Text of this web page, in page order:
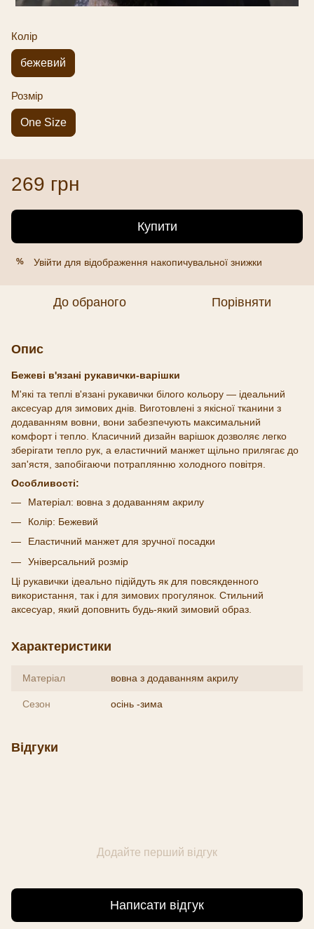
Колір
бежевий
Розмір
One Size
269 грн
Купити
% Увійти для відображення накопичувальної знижки
До обраного Порівняти
Опис
Бежеві в'язані рукавички-варішки
М'які та теплі в'язані рукавички білого кольору — ідеальний
аксесуар для зимових днів. Виготовлені з якісної тканини з
додаванням вовни, вони забезпечують максимальний
комфорт і тепло. Класичний дизайн варішок дозволяє легко
зберігати тепло рук, а еластичний манжет щільно прилягає до
зап'ястя, запобігаючи потраплянню холодного повітря.
Особливості:
Матеріал: вовна з додаванням акрилу
Колір: Бежевий
Еластичний манжет для зручної посадки
Універсальний розмір
Ці рукавички ідеально підійдуть як для повсякденного
використання, так і для зимових прогулянок. Стильний
аксесуар, який доповнить будь-який зимовий образ.
Характеристики
Матеріал вовна з додаванням акрилу
Сезон осінь -зима
Відгуки
Додайте перший відгук
Написати відгук